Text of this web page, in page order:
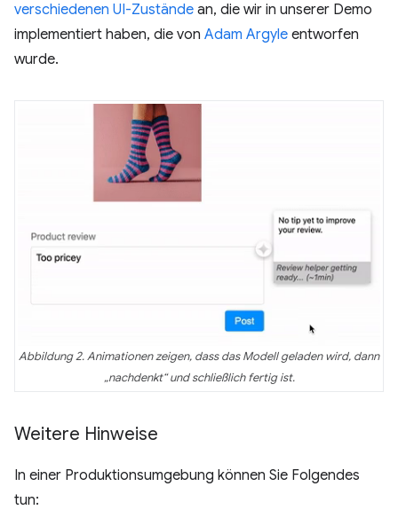
verschiedenen UI-Zustände an, die wir in unserer Demo
implementiert haben, die von Adam Argyle entworfen
wurde.
Abbildung 2. Animationen zeigen, dass das Modell geladen wird, dann
„nachdenkt“ und schließlich fertig ist.
Weitere Hinweise
In einer Produktionsumgebung können Sie Folgendes
tun: